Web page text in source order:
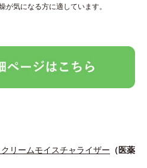
気になる方に適しています。
リームモイスチャライザー （医薬